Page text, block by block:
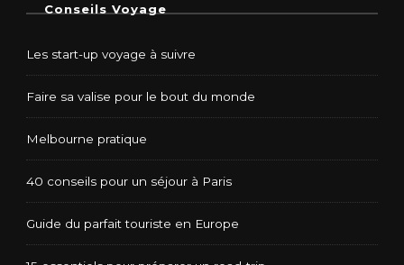
Conseils Voyage
Les start-up voyage à suivre
Faire sa valise pour le bout du monde
Melbourne pratique
40 conseils pour un séjour à Paris
Guide du parfait touriste en Europe